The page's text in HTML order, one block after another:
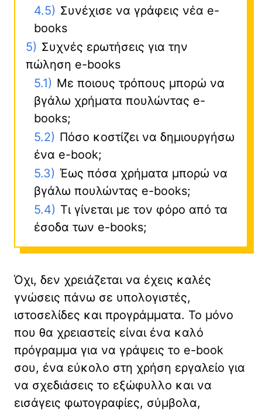
4.5) Συνέχισε να γράφεις νέα e-
books
5) Συχνές ερωτήσεις για την
πώληση e-books
5.1) Με ποιους τρόπους μπορώ να
βγάλω χρήματα πουλώντας e-
books;
5.2) Πόσο κοστίζει να δημιουργήσω
ένα e-book;
5.3) Έως πόσα χρήματα μπορώ να
βγάλω πουλώντας e-books;
5.4) Τι γίνεται με τον φόρο από τα
έσοδα των e-books;
Όχι, δεν χρειάζεται να έχεις καλές
γνώσεις πάνω σε υπολογιστές,
ιστοσελίδες και προγράμματα. Το μόνο
που θα χρειαστείς είναι ένα καλό
πρόγραμμα για να γράψεις το e-book
σου, ένα εύκολο στη χρήση εργαλείο για
να σχεδιάσεις το εξώφυλλο και να
εισάγεις φωτογραφίες, σύμβολα,